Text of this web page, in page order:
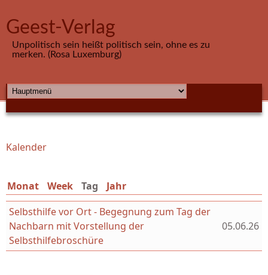
Geest-Verlag
Unpolitisch sein heißt politisch sein, ohne es zu
merken. (Rosa Luxemburg)
HAUPTMENÜ
Sie sind hier
Kalender
Monat Week Tag (aktiver Reiter)
Jahr
Selbsthilfe vor Ort - Begegnung zum Tag der
Nachbarn mit Vorstellung der
Selbsthilfebroschüre
05.06.26